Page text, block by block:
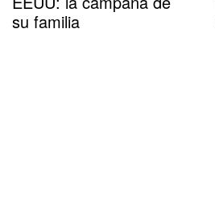
su familia